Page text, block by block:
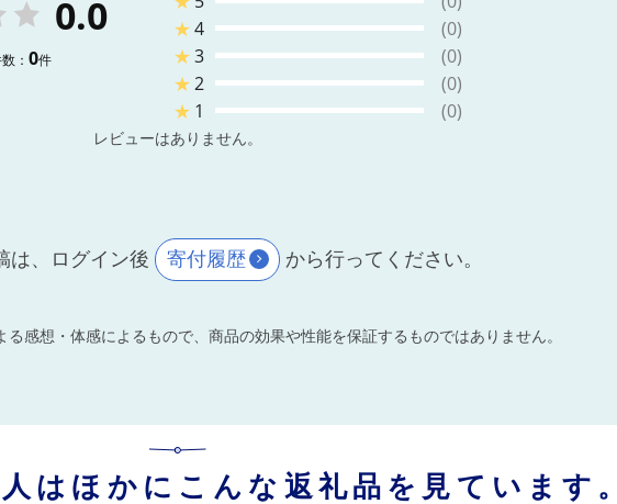
0.0
： 0件
★4
(0)
★3
(0)
★2
(0)
★ 1 (0)
レビューはありません。
は、ログイン後 寄付履歴 から行ってください。
感想・体感によるもので、商品の効果や性能を保証するものではありません。
はほかにこんな返礼品を見ています。